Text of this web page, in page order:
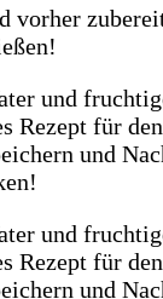
vorher